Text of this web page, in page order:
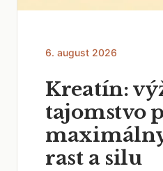
6. august 2026
Kreatín:
tajomstvo
rast a silu